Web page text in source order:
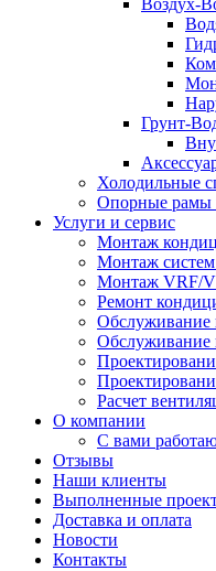
Воздух-
Грунт-
Холодильные
Опорные рамы
Услуги и сервис
Монтаж
Монтаж
Монтаж VRF/
Ремонт
Обслуживание
Обслуживание
Расчет
О компании
С вами
Отзывы
Наши клиенты
Выполненные
Доставка и оплата
Новости
Контакты